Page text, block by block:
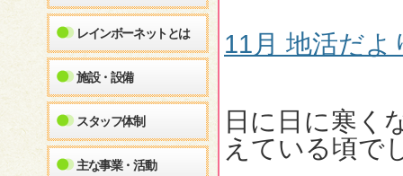
レインボーネットとは
施設・設備
スタッフ体制
主な事業・活動
11月 地活だよ
日に日に寒く
えている頃で